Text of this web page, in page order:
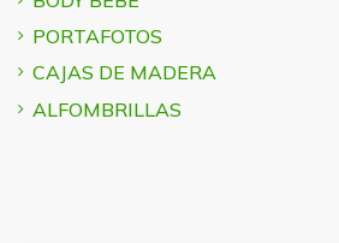
PORTAFOTOS
CAJAS DE MADERA
ALFOMBRILLAS